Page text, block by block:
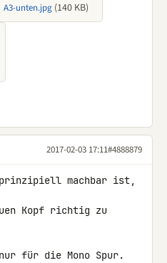
A3-unten.jpg (140 KB)
2017-02-03 17:11#4888879
machbar ist,
Kopf richtig zu
für die Mono Spur.